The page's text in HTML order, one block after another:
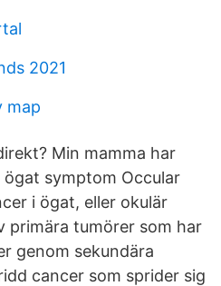
2021
map
Min mamma har
symptom Occular
i ögat, eller okulär
primära tumörer som har
genom sekundära
cancer som sprider sig